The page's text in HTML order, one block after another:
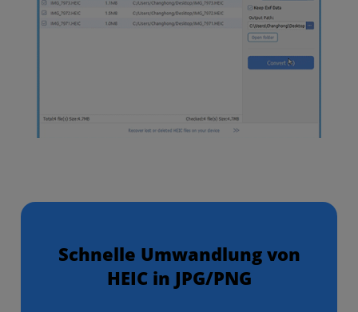
Schnelle Umwandlung von
HEIC in JPG/PNG